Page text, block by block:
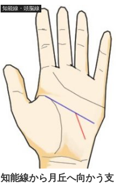
などを反映しています。この線が
どのように刻まれているかによっ
て、個人の思考スタイルや学習...
知能線・頭脳線
知能線から月丘へ向かう支